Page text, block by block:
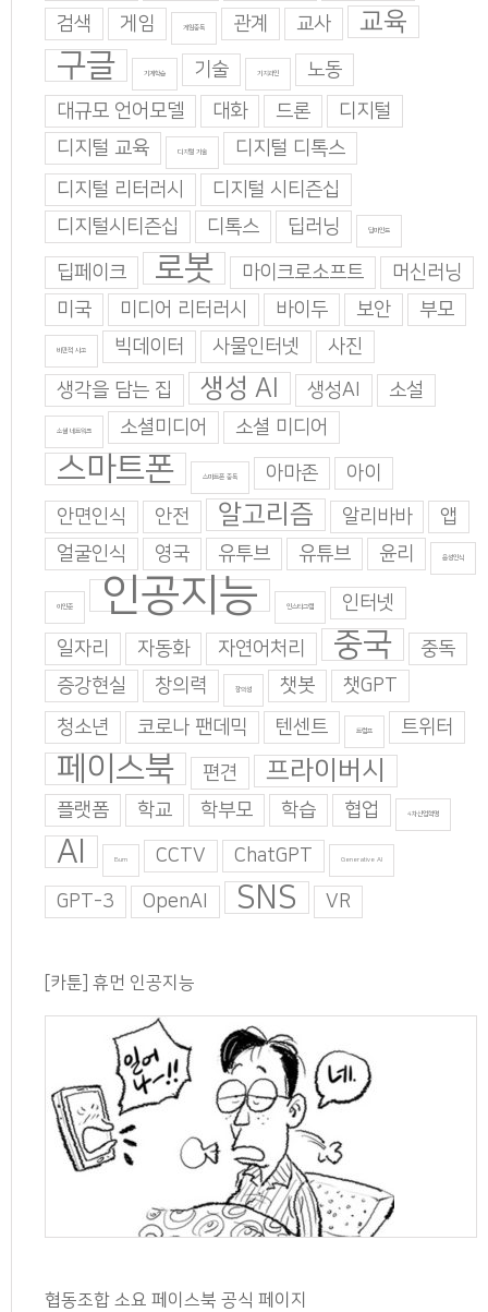
검색 게임 게임중독 관계 교사 교육
구글 기계학습 기술 기지과인
노동
대규모 언어모델
대화 드론
디지털
디지털 교육
디지털 기술
디지털 디톡스
디지털 리터러시
디지털 시티즌십
디지털시티즌십
디톡스 딥러닝 딥마인드
딥페이크 로봇 마이크로소프트
머신러닝
미국
미디어 리터러시 바이두 보안 부모
비판적 사고 빅데이터 사물인터넷
사진
생각을 담는 집
생성 AI 생성AI 소설
소셜 네트워크 소셜미디어 소셜 미디어
스마트폰 스마트폰 중독 아마존
아이
안면인식
안전 알고리즘 알리바바
앱
얼굴인식
영국 유투브 유튜브 윤리 음성인식
이인준 인공지능 인스타그램 인터넷
일자리 자동화 자연어처리 중국
중독
증강현실
창의력 창의성 챗봇
챗GPT
청소년
코로나 팬데믹 텐센트 트럼프 트위터
페이스북 편견 프라이버시
플랫폼 학교 학부모 학습 협업 4차산업혁명
AI Burn CCTV ChatGPT Generative AI
GPT-3 OpenAI SNS VR
[카툰] 휴먼 인공지능
협동조합 소요 페이스북 공식 페이지